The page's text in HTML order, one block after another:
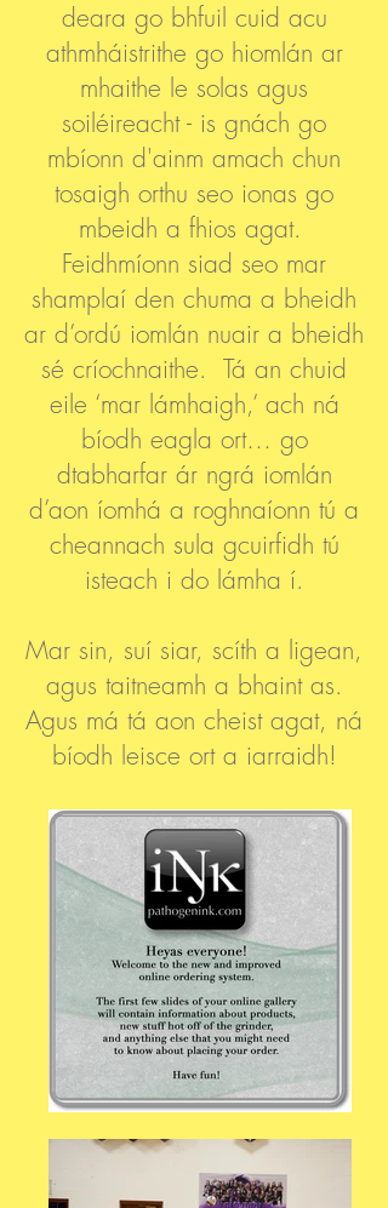
deara go bhfuil cuid acu
athmháistrithe go hiomlán ar
mhaithe le solas agus
soiléireacht - is gnách go
mbíonn d'ainm amach chun
tosaigh orthu seo ionas go
mbeidh a fhios agat.
Feidhmíonn siad seo mar
shamplaí den chuma a bheidh
ar d’ordú iomlán nuair a bheidh
sé críochnaithe. Tá an chuid
eile ‘mar lámhaigh,’ ach ná
bíodh eagla ort… go
dtabharfar ár ngrá iomlán
d’aon íomhá a roghnaíonn tú a
cheannach sula gcuirfidh tú
isteach i do lámha í.
Mar sin, suí siar, scíth a ligean,
agus taitneamh a bhaint as.
Agus má tá aon cheist agat, ná
bíodh leisce ort a iarraidh!